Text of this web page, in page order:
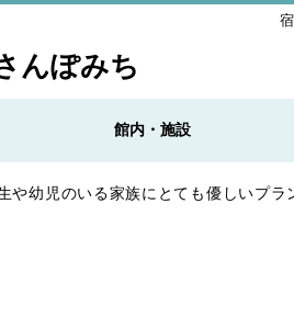
んぽみち
館内・施設
や幼児のいる家族にとても優しいプラ